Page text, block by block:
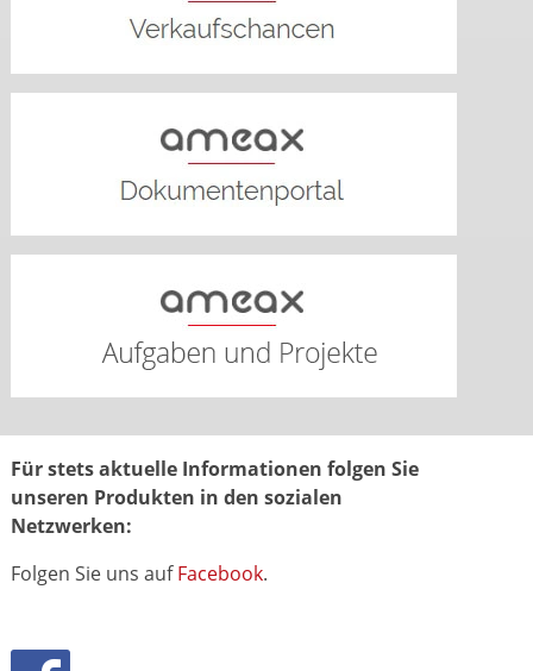
Für stets aktuelle Informationen folgen Sie
unseren Produkten in den sozialen
Netzwerken:
Folgen Sie uns aufFacebook.